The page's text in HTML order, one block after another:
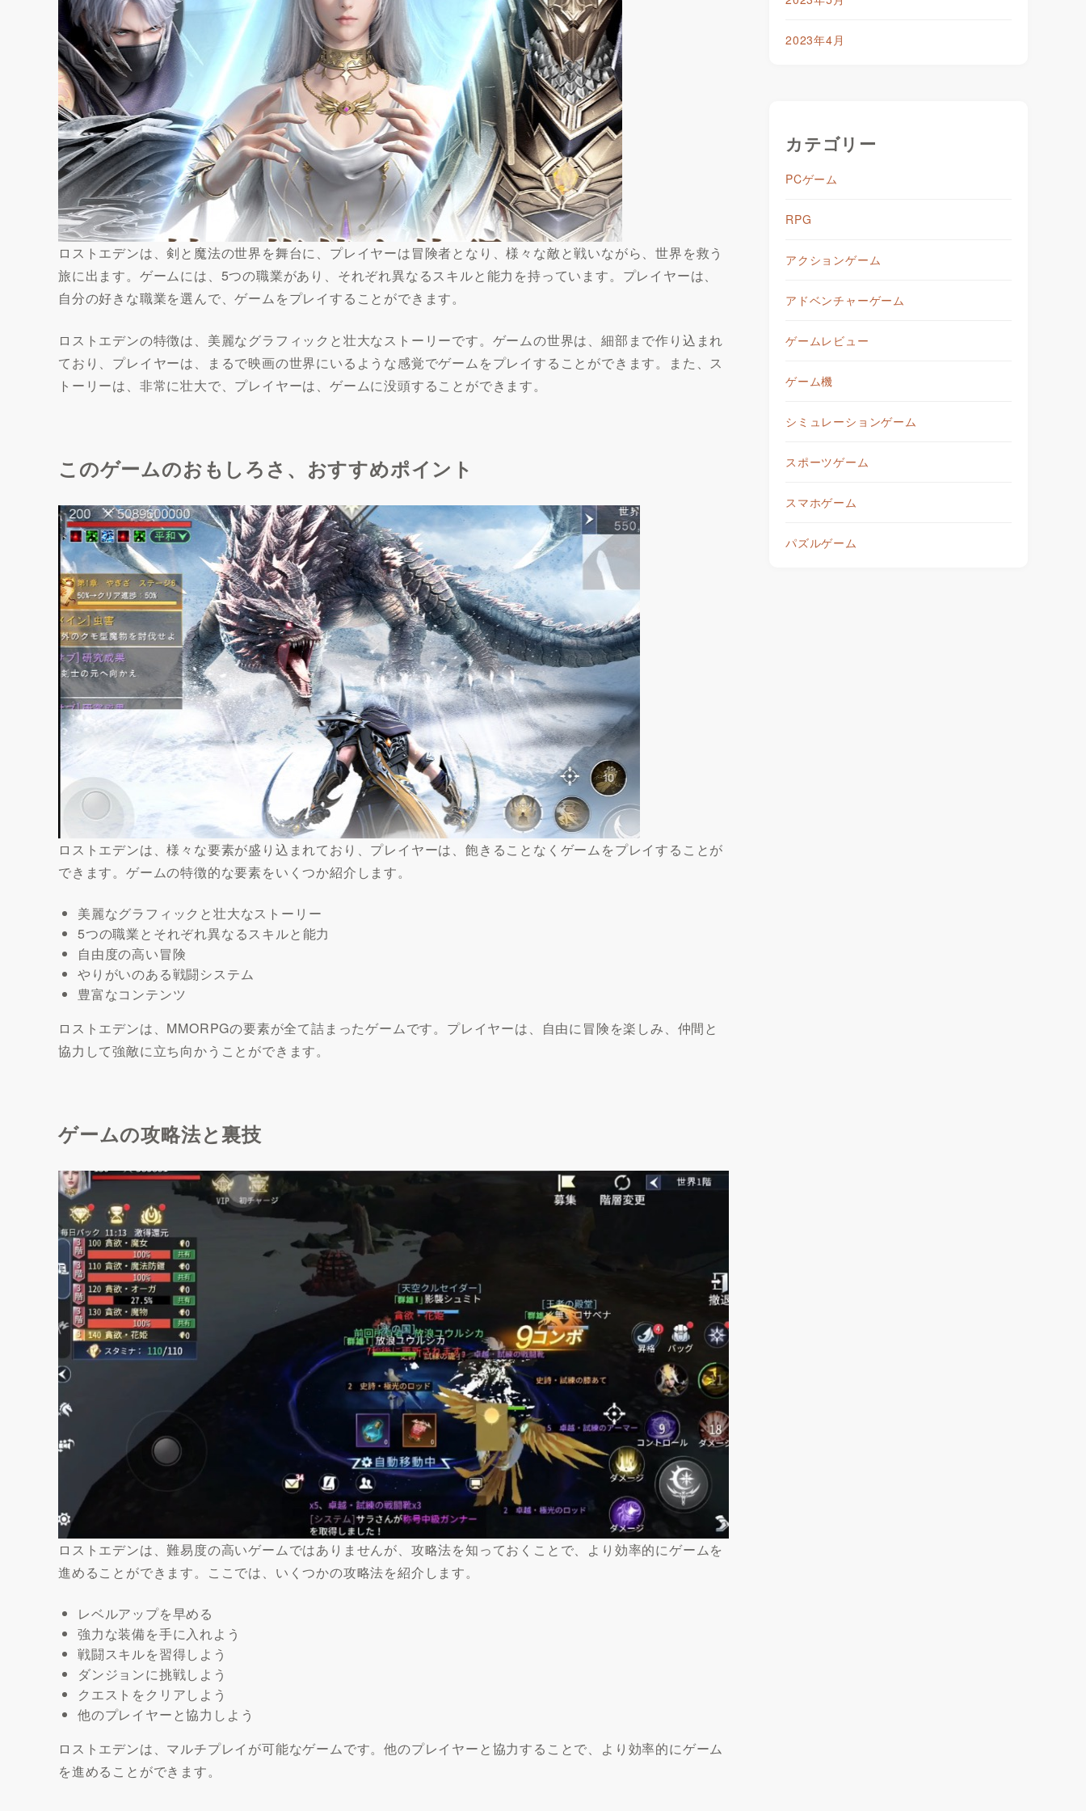
ロストエデンは、剣と魔法の世界を舞台に、プレイヤーは冒険者となり、様々な敵と戦いながら、世界を救う
旅に出ます。ゲームには、5つの職業があり、それぞれ異なるスキルと能力を持っています。プレイヤーは、
自分の好きな職業を選んで、ゲームをプレイすることができます。
ロストエデンの特徴は、美麗なグラフィックと壮大なストーリーです。ゲームの世界は、細部まで作り込まれ
ており、プレイヤーは、まるで映画の世界にいるような感覚でゲームをプレイすることができます。また、ス
トーリーは、非常に壮大で、プレイヤーは、ゲームに没頭することができます。
このゲームのおもしろさ、おすすめポイント
ロストエデンは、様々な要素が盛り込まれており、プレイヤーは、飽きることなくゲームをプレイすることが
できます。ゲームの特徴的な要素をいくつか紹介します。
美麗なグラフィックと壮大なストーリー
5つの職業とそれぞれ異なるスキルと能力
自由度の高い冒険
やりがいのある戦闘システム
豊富なコンテンツ
ロストエデンは、MMORPGの要素が全て詰まったゲームです。プレイヤーは、自由に冒険を楽しみ、仲間と
協力して強敵に立ち向かうことができます。
ゲームの攻略法と裏技
ロストエデンは、難易度の高いゲームではありませんが、攻略法を知っておくことで、より効率的にゲームを
進めることができます。ここでは、いくつかの攻略法を紹介します。
レベルアップを早める
強力な装備を手に入れよう
戦闘スキルを習得しよう
ダンジョンに挑戦しよう
クエストをクリアしよう
他のプレイヤーと協力しよう
ロストエデンは、マルチプレイが可能なゲームです。他のプレイヤーと協力することで、より効率的にゲーム
を進めることができます。
2023年4月
カテゴリー
PCゲーム
RPG
アクションゲーム
アドベンチャーゲーム
ゲームレビュー
ゲーム機
シミュレーションゲーム
スポーツゲーム
スマホゲーム
パズルゲーム